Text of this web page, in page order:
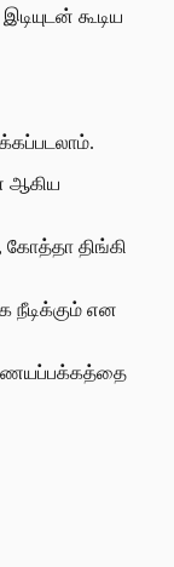
கூடிய
ஆகிய
கோத்தா திங்கி
நீடிக்கும் என